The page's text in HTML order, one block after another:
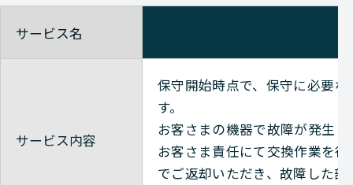
Alaxala
サービス名
サービス内容
保守開始時点で、保守に必要
す。
お客さまの機器で故障が発生
お客さま責任にて交換作業を
でご返却いただき、故障した